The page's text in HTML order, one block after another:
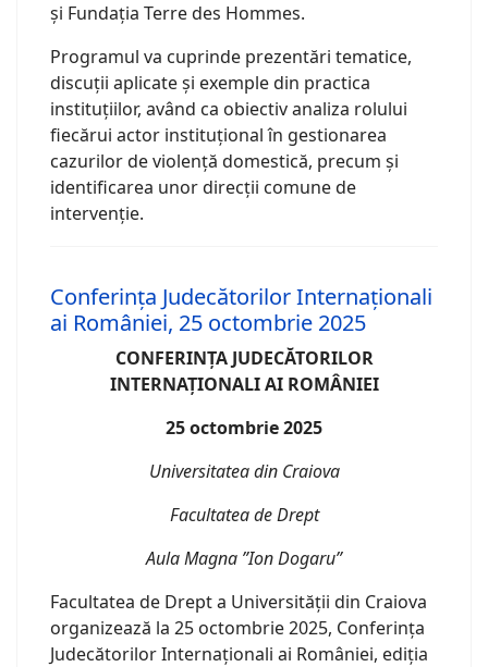
și Fundația Terre des Hommes.
Programul va cuprinde prezentări tematice,
discuții aplicate și exemple din practica
instituțiilor, având ca obiectiv analiza rolului
fiecărui actor instituțional în gestionarea
cazurilor de violență domestică, precum și
identificarea unor direcții comune de
intervenție.
Conferința Judecătorilor Internaționali
ai României, 25 octombrie 2025
CONFERINȚA JUDECĂTORILOR
INTERNAȚIONALI AI ROMÂNIEI
25 octombrie 2025
Universitatea din Craiova
Facultatea de Drept
Aula Magna ”Ion Dogaru”
Facultatea de Drept a Universității din Craiova
organizează la 25 octombrie 2025, Conferința
Judecătorilor Internaționali ai României, ediția